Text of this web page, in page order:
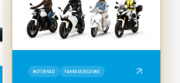
MOTORRAD FAHRAUSBILDUNG